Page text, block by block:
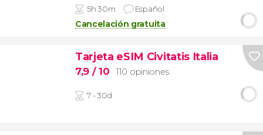
5h 30m Español
Cancelación gratuita
Tarjeta eSIM Civitatis Italia
7,9 / 10 110 opiniones
7 - 30d